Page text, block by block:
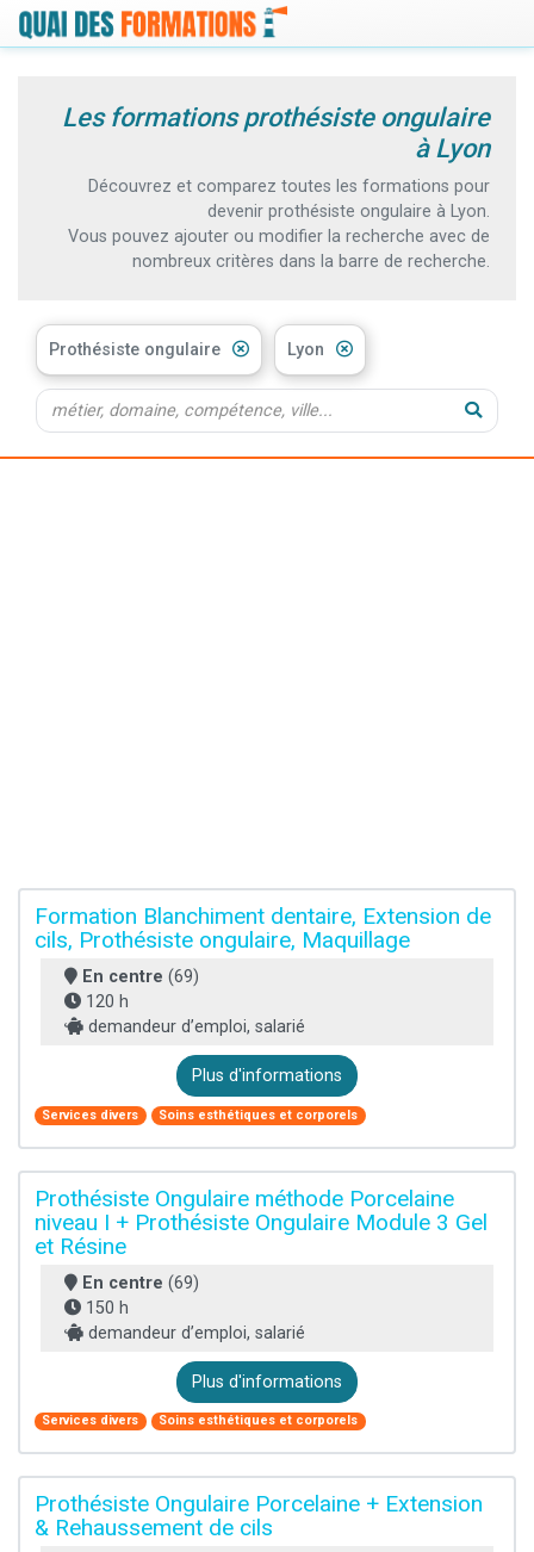
Les formations prothésiste ongulaire
à Lyon
Découvrez et comparez toutes les formations pour
devenir prothésiste ongulaire à Lyon.
Vous pouvez ajouter ou modifier la recherche avec de
nombreux critères dans la barre de recherche.
Prothésiste ongulaire Lyon
Formation Blanchiment dentaire, Extension de
cils, Prothésiste ongulaire, Maquillage
En centre (69)
120 h
demandeur d’emploi, salarié
Plus d'informations
Services divers Soins esthétiques et corporels
Prothésiste Ongulaire méthode Porcelaine
niveau I + Prothésiste Ongulaire Module 3 Gel
et Résine
En centre (69)
150 h
demandeur d’emploi, salarié
Plus d'informations
Services divers Soins esthétiques et corporels
Prothésiste Ongulaire Porcelaine + Extension
& Rehaussement de cils